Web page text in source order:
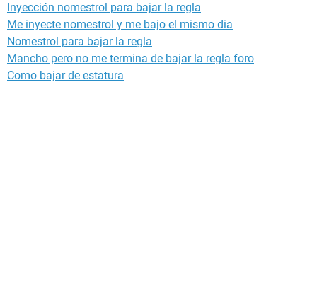
Inyección nomestrol para bajar la regla
Me inyecte nomestrol y me bajo el mismo dia
Nomestrol para bajar la regla
Mancho pero no me termina de bajar la regla foro
Como bajar de estatura